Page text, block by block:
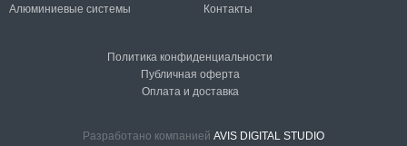
Алюминиевые системы
Контакты
Политика конфиденциальности
Публичная оферта
Оплата и доставка
Разработано компанией AVIS DIGITAL STUDIO